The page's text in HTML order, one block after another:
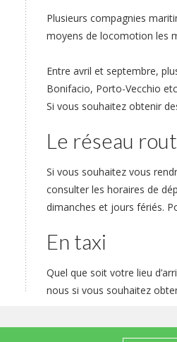
Plusieurs compagnies
moyens de locomotion les
Entre avril et septembre,
Bonifacio, Porto-Vecchio
Si vous souhaitez obtenir
Le réseau
Si vous souhaitez vous
consulter les horaires de
dimanches et jours fériés.
En taxi
Quel que soit votre lieu
nous si vous souhaitez